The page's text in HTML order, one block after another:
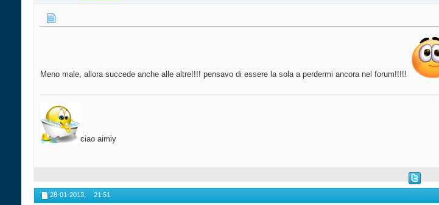
Meno male, allora succede anche alle altre!!!! pensavo di essere la sola a perdermi ancora nel forum!!!!!
ciao aimiy
28-01-2013, 21:51